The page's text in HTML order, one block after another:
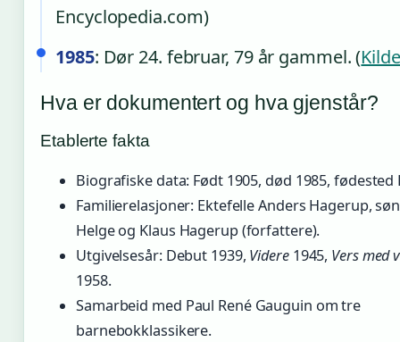
Encyclopedia.com)
1985: Dør 24. februar, 79 år gammel. (Kilde
Hva er dokumentert og hva gjenstår?
Etablerte fakta
Biografiske data: Født 1905, død 1985, fødested
Familierelasjoner: Ektefelle Anders Hagerup,
Helge og Klaus Hagerup (forfattere).
Utgivelsesår: Debut 1939, Videre1945, Vers med
1958.
Samarbeid med Paul René Gauguin om tre
barnebokklassikere.